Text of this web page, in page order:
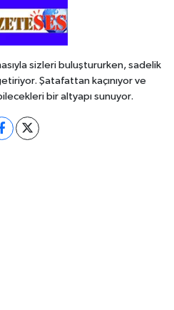
sizleri buluştururken, sadelik
Şatafattan kaçınıyor ve
bir altyapı sunuyor.